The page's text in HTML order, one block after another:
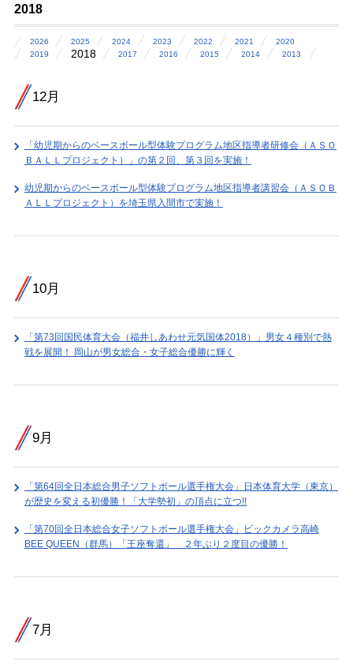
2018
2026 2025 2024 2023 2022 2021
2020
2019
2018 2017 2016 2015 2014 2013
12月
「幼児期からのベースボール型体験プログラム地区指導者研修会（ＡＳＯ
ＢＡＬＬプロジェクト）」の第２回、第３回を実施！
幼児期からのベースボール型体験プログラム地区指導者講習会（ＡＳＯＢ
ＡＬＬプロジェクト）を埼玉県入間市で実施！
10月
「第73回国民体育大会（福井しあわせ元気国体2018）」男女４種別で熱
戦を展開！ 岡山が男女総合・女子総合優勝に輝く
9月
「第64回全日本総合男子ソフトボール選手権大会」日本体育大学（東京）
が歴史を変える初優勝！「大学勢初」の頂点に立つ!!
「第70回全日本総合女子ソフトボール選手権大会」ビックカメラ高崎
BEE QUEEN（群馬）「王座奪還」 ２年ぶり２度目の優勝！
7月